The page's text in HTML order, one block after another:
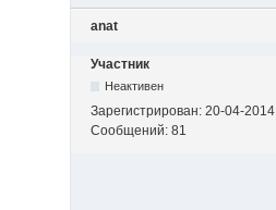
anat
Участник
Неактивен
Зарегистрирован: 20-04-2014
Сообщений: 81